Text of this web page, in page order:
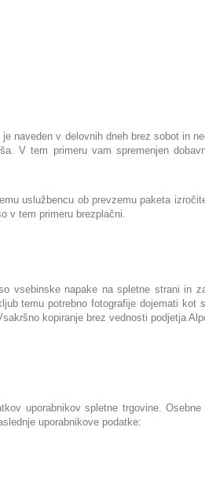
naveden v delovnih dneh brez sobot in
V tem primeru vam spremenjen
uslužbencu ob prevzemu paketa
v tem primeru brezplačni.
vsebinske napake na spletne strani in
temu potrebno fotografije dojemati kot
kopiranje brez vednosti podjetja
uporabnikov spletne trgovine.
uporabnikove podatke: